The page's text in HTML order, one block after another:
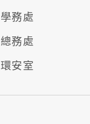
學務處
總務處
環安室